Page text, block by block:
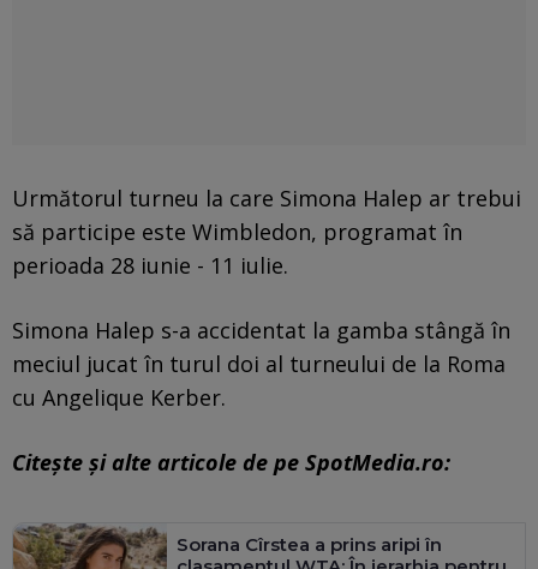
Următorul turneu la care Simona Halep ar trebui
să participe este Wimbledon, programat în
perioada 28 iunie - 11 iulie.
Simona Halep s-a accidentat la gamba stângă în
meciul jucat în turul doi al turneului de la Roma
cu Angelique Kerber.
Citește și alte articole de pe SpotMedia.ro:
Sorana Cîrstea a prins aripi în